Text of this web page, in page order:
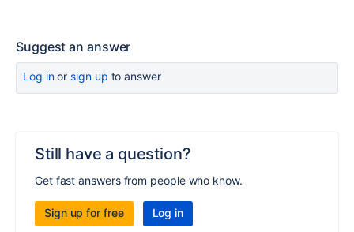
Suggest an answer
Log inor sign up to answer
Still have a question?
Get fast answers from people who know.
Sign up for free Log in